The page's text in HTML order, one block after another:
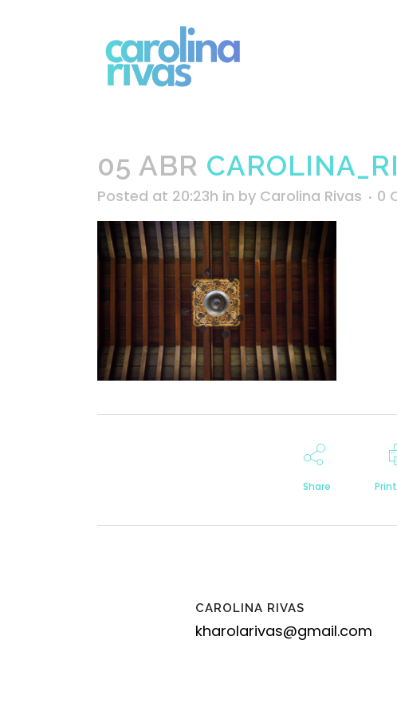
05 ABR
Posted at 20:23h in by Carolina Rivas 0
Share
CAROLINA RIVAS
kharolarivas@gmail.com